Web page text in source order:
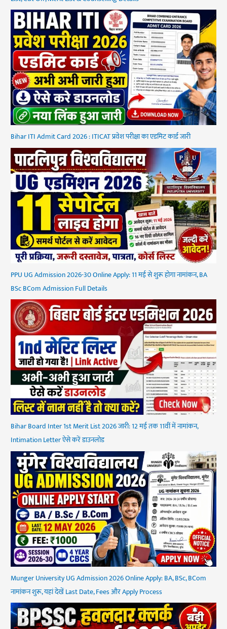
Bihar ITI Admit Card 2026 : ITICAT प्रवेश परीक्षा का एडमिट कार्ड जारी
PPU UG Admission 2026-30 Online Apply: 11 मई से शुरू होगा नामांकन, BA
BSc BCom Admission Full Details
Bihar Board Inter 1st Merit List 2026 जारी: 12 मई तक 11वीं में नामांकन,
Intimation Letter ऐसे करें डाउनलोड
Munger University UG Admission 2026 Online Apply: BA, BSc, BCom
नामांकन शुरू, यहां देखें Last Date, Fees और Apply Process